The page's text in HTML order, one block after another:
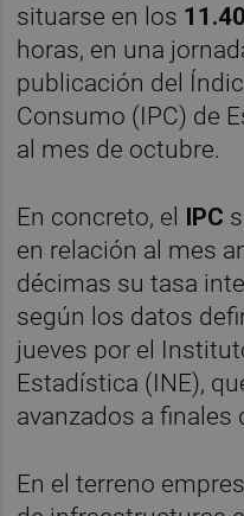
situarse en los
horas, en una
publicación del
Consumo (IPC) de
al mes de octubre.
En concreto, el IPC
en relación al mes
décimas su tasa
según los datos
jueves por el
Estadística (INE),
avanzados a finales
En el terreno